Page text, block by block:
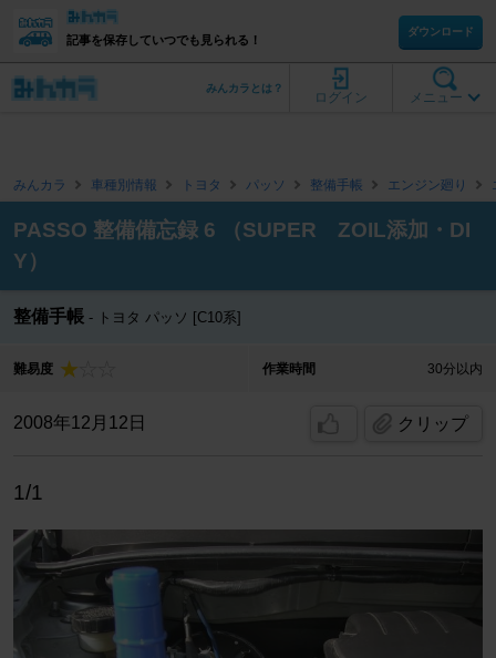
記事を保存していつでも見られる！
ダウンロード
メニュー
ログイン
みんカラとは？
みんカラ 車種別情報 トヨタ パッソ 整備手帳 エンジン廻り
PASSO 整備備忘録 6 （SUPER ZOIL添加・DI
Y）
整備手帳 トヨタ パッソ [C10系]
難易度 作業時間 30分以内
2008年12月12日 クリップ
1/1